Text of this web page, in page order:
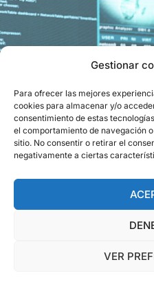
Gestionar
Para ofrecer las mejores
cookies para almacenar y/o
consentimiento de estas
el comportamiento de navegación
sitio. No consentir o retirar el
negativamente a ciertas
VER
EL
CIERRA
Obtén el aval oficial que